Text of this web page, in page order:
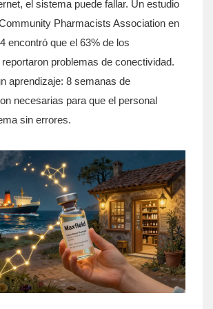
el sistema puede fallar. Un estudio
Pharmacists Association en
encontró que el 63% de los
problemas de conectividad.
aprendizaje: 8 semanas de
necesarias para que el personal
sin errores.